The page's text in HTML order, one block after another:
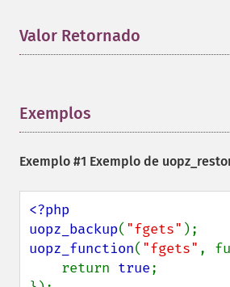
Valor Retornado
Exemplos
Exemplo #1 Exemplo de
<?php
uopz_backup( "fgets"
uopz_function( "fgets" ,
    return
true;